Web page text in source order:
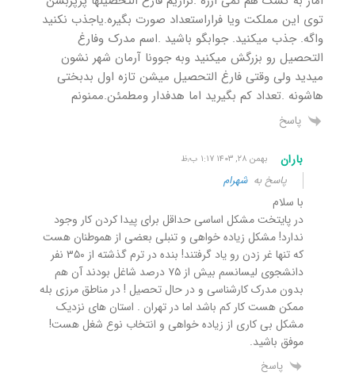
توی این مملکت ویا فراراستعداد صورت بگیره.یاجذب نکنید
واگه. جذب میکنید. جوابگو باشید .اسم مدرک وفارغ
التحصیل رو بزرگش میکنید وبه جوونا آرمان شهر نشون
میدید ولی وقتی فارغ التحصیل میشن تازه اول بدبختی
هاشونه .تعداد کم بگیرید اما هدفدار ومطمئن.ممنونم
پاسخ
باران بهمن ۲۸, ۱۴۰۳ ۱:۱۷ ب٫ظ
پاسخ بهشهرام
با سلام
در پایتخت مشکل اساسی حداقل برای پیدا کردن کار وجود
ندارد! مشکل زیاده خواهی و تنبلی بعضی از هموطنان هست
که تنها غر زدن رو یاد گرفتند! بنده در ترم گذشته از ۳۵۰ نفر
دانشجوی لیسانسم بیش از ۷۵ درصد شاغل بودند آن هم
بدون مدرک کارشناسی و در حال تحصیل ! در مناطق مرزی بله
ممکن هست کار کم باشد اما در تهران . استان های نزدیک
مشکل بی کاری از زیاده خواهی و انتخاب نوع شغل هست!
موفق باشید.
پاسخ